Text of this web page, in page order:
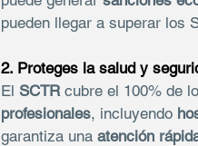
pueden llegar a superar los
2. Proteges la salud y
El SCTR cubre el 100% de
profesionales, incluyendo
garantiza una atención